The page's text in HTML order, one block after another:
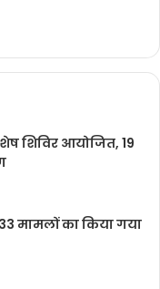
शिविर आयोजित, 19
मामलों का किया गया